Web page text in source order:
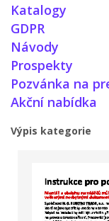
Katalogy
GDPR
Návody
Prospekty
Pozvánka na
Akční nabídka
Výpis kategorie